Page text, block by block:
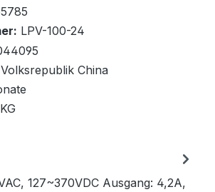
LPV-100-24
Volksrepublik China
127~370VDC Ausgang: 4,2A,